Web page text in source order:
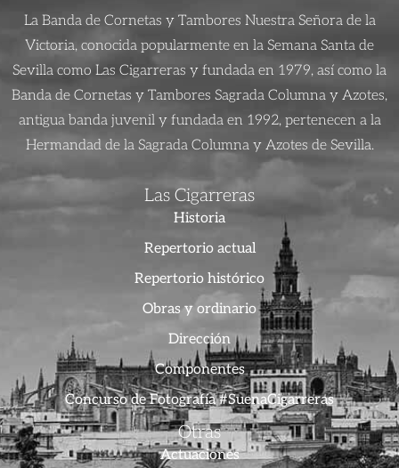
La Banda de Cornetas y Tambores Nuestra Señora de la
Victoria, conocida popularmente en la Semana Santa de
Sevilla como Las Cigarreras y fundada en 1979, así como la
Banda de Cornetas y Tambores Sagrada Columna y Azotes,
antigua banda juvenil y fundada en 1992, pertenecen a la
Hermandad de la Sagrada Columna y Azotes de Sevilla.
Las Cigarreras
Historia
Repertorio actual
Repertorio histórico
Obras y ordinario
Dirección
Componentes
Concurso de Fotografía #SuenaCigarreras
Otras
Actuaciones